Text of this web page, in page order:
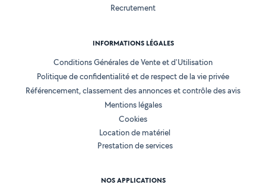
Recrutement
INFORMATIONS LÉGALES
Conditions Générales de Vente et d'Utilisation
Politique de confidentialité et de respect de la vie privée
Référencement, classement des annonces et contrôle des avis
Mentions légales
Cookies
Location de matériel
Prestation de services
NOS APPLICATIONS